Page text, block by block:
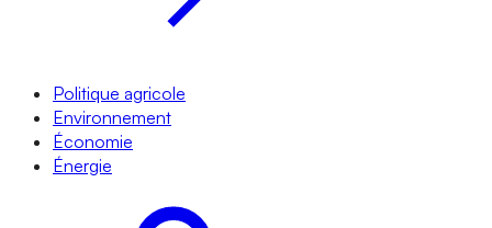
Politique agricole
Environnement
Économie
Énergie